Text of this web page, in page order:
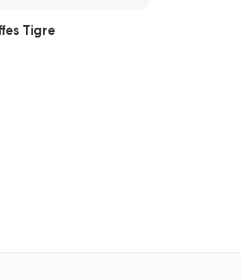
Tigre